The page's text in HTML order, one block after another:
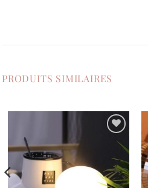
PRODUITS SIMILAIRES
Ajouter
liste de
souhaits